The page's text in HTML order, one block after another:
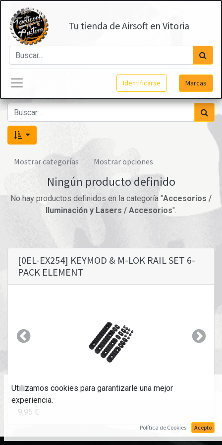
Tu tienda de Airsoft en Vitoria
Identificarse Marcas
Mostrar categorías Mostrar opciones
Ningún producto definido
No hay productos definidos en la categoría "Accesorios /
Iluminación y Lasers / Accesorios".
[0EL-EX254] KEYMOD & M-LOK RAIL SET 6-
PACK ELEMENT
9,95 €
Anterior
Utilizamos cookies para garantizarle una mejor
experiencia.
Política de Cookies Acepto